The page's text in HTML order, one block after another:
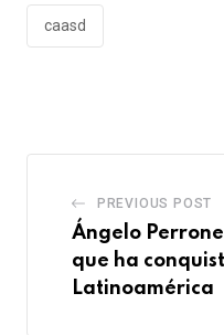
caasd
PREVIOUS POST
Ángelo
que ha
Latinoamérica